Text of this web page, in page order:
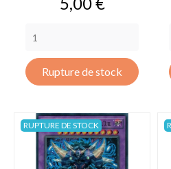
Rupture de stock
RUPTURE DE STOCK